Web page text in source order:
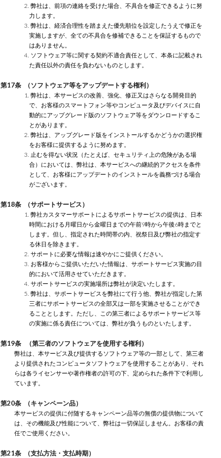
2. 弊社は、前項の連絡を受けた場合、不具合を修正できるように努
力します。
3. 弊社は、経済合理性を踏まえた優先順位を設定したうえで修正を
実施しますが、全ての不具合を修補できることを保証するもので
はありません。
4. ソフトウェア等に関する契約不適合責任として、本条に記載され
た責任以外の責任を負わないものとします。
第17条 （ソフトウェア等をアップデートする権利）
1. 弊社は、本サービスの改善、強化、修正又はさらなる開発目的
で、お客様のスマートフォン等やコンピュータ及びデバイスに自
動的にアップグレード版のソフトウェア等をダウンロードするこ
とがあります。
2. 弊社は、アップグレード版をインストールするかどうかの選択権
をお客様に提供するように努めます。
3. 止むを得ない状況（たとえば、セキュリティ上の危険がある場
合）においては、弊社は、本サービスへの継続的アクセスを条件
として、お客様にアップデートのインストールを義務づける場合
がございます。
第18条 （サポートサービス）
1. 弊社カスタマーサポートによるサポートサービスの提供は、日本
時間における月曜日から金曜日までの午前9時から午後6時までと
します。但し、指定された時間帯の内、祝祭日及び弊社の指定す
る休日を除きます。
2. サポートに必要な情報は速やかにご提供ください。
3. お客様からご提供いただいた情報は、サポートサービス実施の目
的において活用させていただきます。
4. サポートサービスの実施場所は弊社が決定いたします。
5. 弊社は、サポートサービスを弊社にて行う他、弊社が指定した第
三者にサポートサービスの全部又は一部を実施させることができ
ることとします。ただし、この第三者によるサポートサービス等
の実施に係る責任については、弊社が負うものといたします。
第19条 （第三者のソフトウェアを使用する権利）
弊社は、本サービス及び提供するソフトウェア等の一部として、第三者
より提供されたコンピュータソフトウェアを使用することがあり、それ
らは各ライセンサーや著作権者の許可の下、定められた条件下で利用し
ています。
第20条 （キャンペーン品）
本サービスの提供に付随するキャンペーン品等の無償の提供物について
は、その機能及び性能について、弊社は一切保証しません。お客様の責
任でご使用ください。
第21条 （支払方法・支払時期）